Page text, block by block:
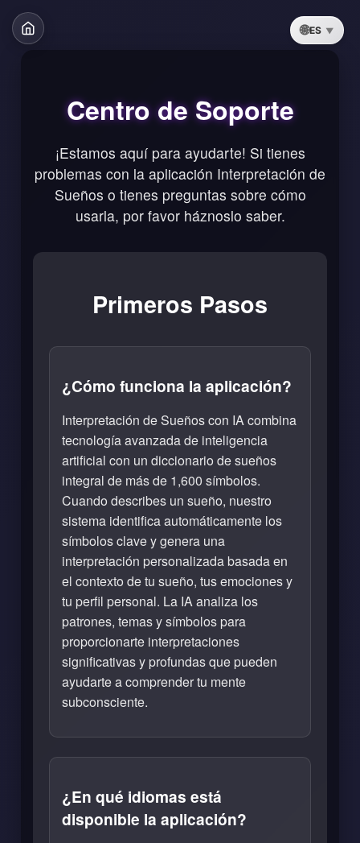
ES
Centro de Soporte
¡Estamos aquí para ayudarte! Si tienes
problemas con la aplicación Interpretación de
Sueños o tienes preguntas sobre cómo
usarla, por favor háznoslo saber.
Primeros Pasos
¿Cómo funciona la aplicación?
Interpretación de Sueños con IA combina
tecnología avanzada de inteligencia
artificial con un diccionario de sueños
integral de más de 1,600 símbolos.
Cuando describes un sueño, nuestro
sistema identifica automáticamente los
símbolos clave y genera una
interpretación personalizada basada en
el contexto de tu sueño, tus emociones y
tu perfil personal. La IA analiza los
patrones, temas y símbolos para
proporcionarte interpretaciones
significativas y profundas que pueden
ayudarte a comprender tu mente
subconsciente.
¿En qué idiomas está
disponible la aplicación?